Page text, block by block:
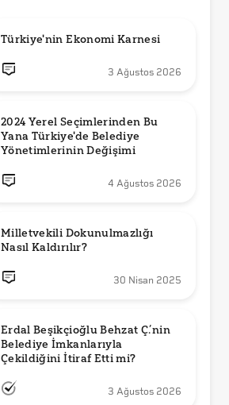
Türkiye'nin Ekonomi Karnesi
3 Ağustos 2026
2024 Yerel Seçimlerinden Bu
Yana Türkiye'de Belediye
Yönetimlerinin Değişimi
4 Ağustos 2026
Milletvekili Dokunulmazlığı
Nasıl Kaldırılır?
30 Nisan 2025
Erdal Beşikçioğlu Behzat Ç.’nin
Belediye İmkanlarıyla
3 Ağustos 2026